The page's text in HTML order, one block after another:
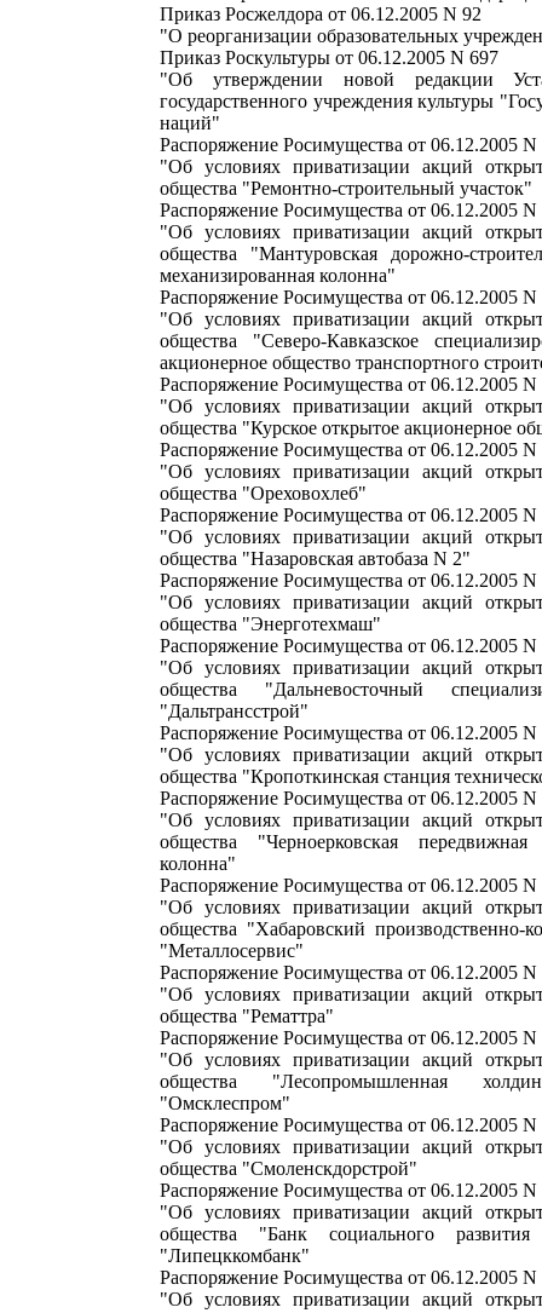
Приказ Росжелдора от 06.12.2005 N 92
"О реорганизации образовательных
Приказ Роскультуры от 06.12.2005 N 697
"Об утверждении новой редакции
государственного учреждения культуры
наций"
Распоряжение Росимущества от 06.12.2005 N
"Об условиях приватизации акций
общества "Ремонтно-строительный участок"
Распоряжение Росимущества от 06.12.2005 N
"Об условиях приватизации акций
общества "Мантуровская дорожно-
механизированная колонна"
Распоряжение Росимущества от 06.12.2005 N
"Об условиях приватизации акций
общества "Северо-Кавказское
акционерное общество транспортного
Распоряжение Росимущества от 06.12.2005 N
"Об условиях приватизации акций
общества "Курское открытое акционерное
Распоряжение Росимущества от 06.12.2005 N
"Об условиях приватизации акций
общества "Ореховохлеб"
Распоряжение Росимущества от 06.12.2005 N
"Об условиях приватизации акций
общества "Назаровская автобаза N 2"
Распоряжение Росимущества от 06.12.2005 N
"Об условиях приватизации акций
общества "Энерготехмаш"
Распоряжение Росимущества от 06.12.2005 N
"Об условиях приватизации акций
общества "Дальневосточный
"Дальтрансстрой"
Распоряжение Росимущества от 06.12.2005 N
"Об условиях приватизации акций
общества "Кропоткинская станция
Распоряжение Росимущества от 06.12.2005 N
"Об условиях приватизации акций
общества "Черноерковская передвижная
колонна"
Распоряжение Росимущества от 06.12.2005 N
"Об условиях приватизации акций
общества "Хабаровский производственно-
"Металлосервис"
Распоряжение Росимущества от 06.12.2005 N
"Об условиях приватизации акций
общества "Рематтра"
Распоряжение Росимущества от 06.12.2005 N
"Об условиях приватизации акций
общества "Лесопромышленная
"Омсклеспром"
Распоряжение Росимущества от 06.12.2005 N
"Об условиях приватизации акций
общества "Смоленскдорстрой"
Распоряжение Росимущества от 06.12.2005 N
"Об условиях приватизации акций
общества "Банк социального развития
"Липецккомбанк"
Распоряжение Росимущества от 06.12.2005 N
"Об условиях приватизации акций